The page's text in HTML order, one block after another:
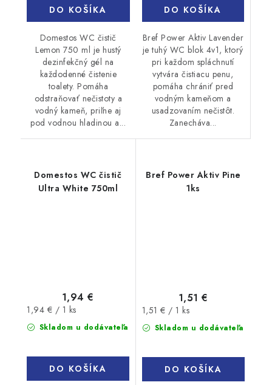
DO KOŠÍKA
Domestos WC čistič
Lemon 750 ml je hustý
dezinfekčný gél na
každodenné čistenie
toalety. Pomáha
odstraňovať nečistoty a
vodný kameň, priľne aj
pod vodnou hladinou a...
DO KOŠÍKA
Bref Power Aktiv Lavender
je tuhý WC blok 4v1, ktorý
pri každom spláchnutí
vytvára čistiacu penu,
pomáha chrániť pred
vodným kameňom a
usadzovaním nečistôt.
Zanecháva...
Domestos WC čistič
Ultra White 750ml
Skladom u dodávateľa
1,94 €
Jednotková
cena:
1,94 € / 1 ks
DO KOŠÍKA
Bref Power Aktiv Pine
1ks
Skladom u dodávateľa
1,51 €
Jednotková
cena:
1,51 € / 1 ks
DO KOŠÍKA